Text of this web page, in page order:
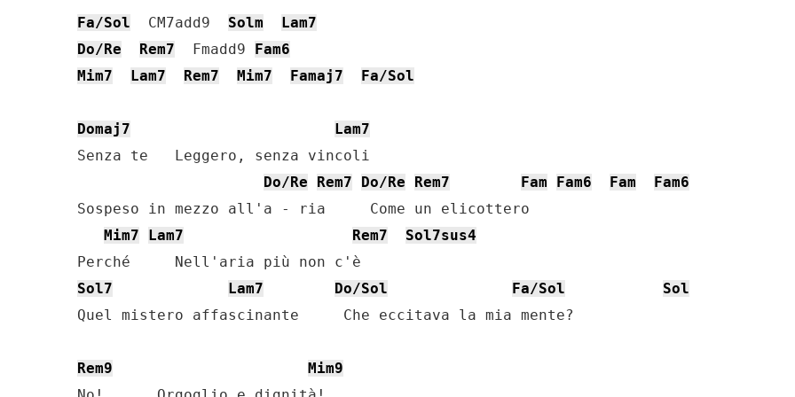
Fa/Sol
  CM7add9
Solm
Lam7
Do/Re
Rem7
  Fmadd9
Fam6
Mim7
Lam7 Rem7 Mim7 Famaj7 Fa/Sol
Domaj7
Lam7
Senza te   Leggero, senza vincoli
Do/Re
Rem7 Do/Re Rem7 Fam Fam6 Fam
Fam6
Sospeso in mezzo all'a - ria     Come un elicottero
Mim7
Lam7 Rem7
Sol7sus4
Sol7
Lam7 Do/Sol Fa/Sol
Sol
Quel mistero affascinante     Che eccitava la mia mente?
Rem9
Mim9